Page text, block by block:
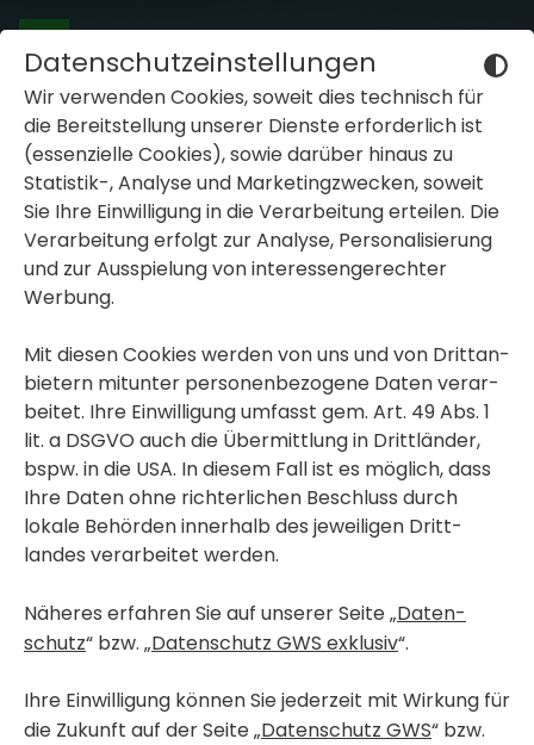
Datenschutzeinstellungen
Wir verwenden Cookies, soweit dies tech­nisch für
die Bereit­stel­lung unserer Dienste erfor­der­lich ist
(essen­zi­elle Cookies), sowie darüber hinaus zu
Statistik-, Analyse und Marke­ting­zwe­cken, soweit
Sie Ihre Einwil­li­gung in die Verar­bei­tung erteilen. Die
Verar­bei­tung erfolgt zur Analyse, Perso­na­li­sie­rung
und zur Ausspie­lung von inter­es­sen­ge­rechter
Werbung.
Mit diesen Cookies werden von uns und von Dritt­an­
bie­tern mitunter perso­nen­be­zo­gene Daten verar­
beitet. Ihre Einwil­li­gung umfasst gem. Art. 49 Abs. 1
lit. a DSGVO auch die Übermitt­lung in Dritt­länder,
bspw. in die USA. In diesem Fall ist es möglich, dass
Ihre Daten ohne rich­ter­li­chen Beschluss durch
lokale Behörden inner­halb des jewei­ligen Dritt­
landes verar­beitet werden.
Näheres erfahren Sie auf unserer Seite „Daten­
schutz“ bzw. „Daten­schutz GWS exklusiv“.
Ihre Einwil­li­gung können Sie jeder­zeit mit Wirkung für
die Zukunft auf der Seite „Daten­schutz GWS“ bzw.
oder ausblenden
oder ausblenden
oder ausblenden
< Wohn­pro­jekte in Bau
GRAZ, GRIES
Karlau­er­straße 57 / 106